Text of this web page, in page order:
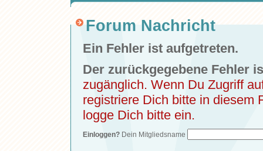
Forum Nachricht
Ein Fehler ist aufgetreten.
Der zurückgegebene Fehler
zugänglich. Wenn Du Zugriff
registriere Dich bitte in diesem
logge Dich bitte ein.
Einloggen? Dein Mitgliedsname